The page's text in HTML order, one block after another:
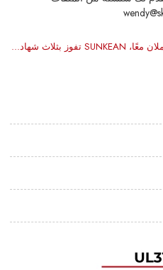
الطاقة الشمسية والشحن يتكاملان معًا، SUNKEAN تفوز بثلاث شهادات كابلات TÜV!